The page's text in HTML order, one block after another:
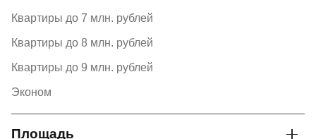
Квартиры до 7 млн. рублей
Квартиры до 8 млн. рублей
Квартиры до 9 млн. рублей
Эконом
Площадь